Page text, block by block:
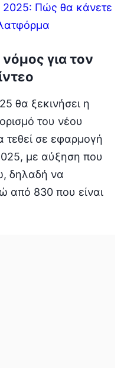
2025: Πώς θα κάνετε
για τον
θα ξεκινήσει η
του νέου
τεθεί σε εφαρμογή
με αύξηση που
δηλαδή να
από 830 που είναι